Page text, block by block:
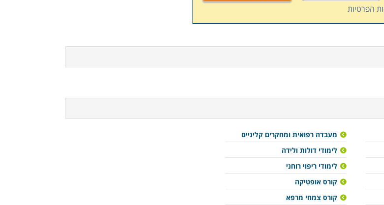
הפרטיות
מעבדה רפואית ומחקרים קליניים
לימודי דולות ולידה
לימודי ריפוי רוחני
קורס אופטיקה
קורס צמחי מרפא